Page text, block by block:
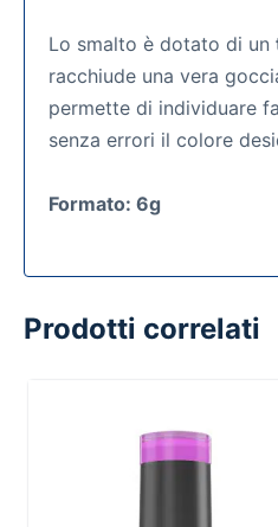
Lo smalto è dotato di un
racchiude una vera
permette di individuare
senza errori il colore
Formato: 6g
Prodotti correlati